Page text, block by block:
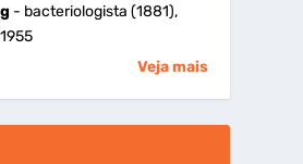
- bacteriologista (1881),
Veja mais